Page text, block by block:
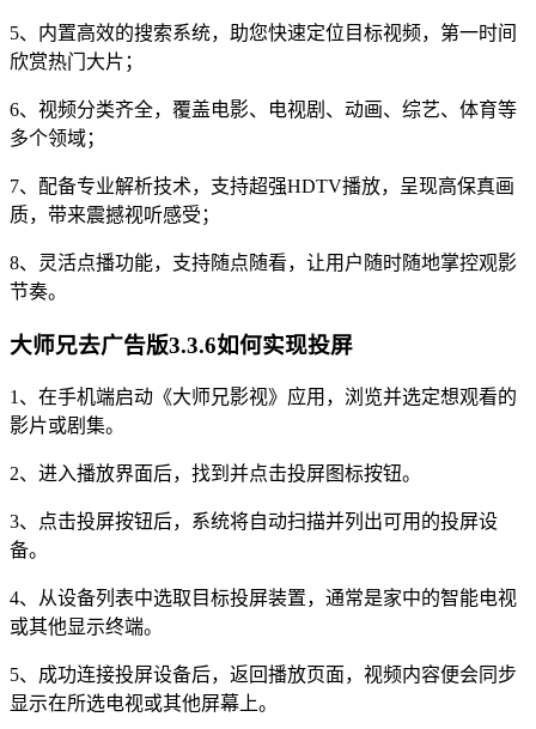
5、内置高效的搜索系统，助您快速定位目标视频，第一时间
欣赏热门大片；
6、视频分类齐全，覆盖电影、电视剧、动画、综艺、体育等
多个领域；
7、配备专业解析技术，支持超强HDTV播放，呈现高保真画
质，带来震撼视听感受；
8、灵活点播功能，支持随点随看，让用户随时随地掌控观影
节奏。
大师兄去广告版3.3.6如何实现投屏
1、在手机端启动《大师兄影视》应用，浏览并选定想观看的
影片或剧集。
2、进入播放界面后，找到并点击投屏图标按钮。
3、点击投屏按钮后，系统将自动扫描并列出可用的投屏设
备。
4、从设备列表中选取目标投屏装置，通常是家中的智能电视
或其他显示终端。
5、成功连接投屏设备后，返回播放页面，视频内容便会同步
显示在所选电视或其他屏幕上。